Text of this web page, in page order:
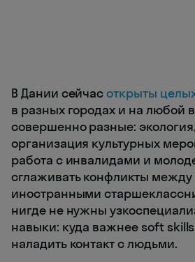
В Дании сейчасоткрыты
в разных городах и на любой
совершенно разные:
организация культурных
работа с инвалидами и
сглаживать конфликты
иностранными
нигде не нужны
навыки: куда важнее soft
наладить контакт с людьми.